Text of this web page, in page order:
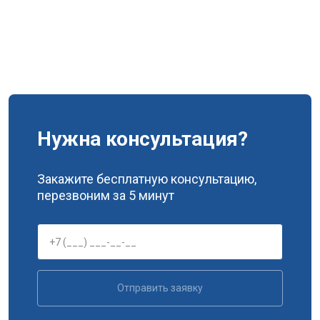
Нужна консультация?
Закажите бесплатную консультацию,
перезвоним за 5 минут
Отправить заявку